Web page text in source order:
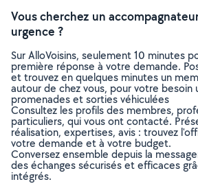
Vous cherchez un
urgence ?
Sur AlloVoisins, seulement 10 minutes
première réponse à votre demande.
et trouvez en quelques minutes un
autour de chez vous, pour votre besoin
promenades et sorties véhiculées
Consultez les profils des membres,
particuliers, qui vous ont contacté.
réalisation, expertises, avis : trouvez
votre demande et à votre budget.
Conversez ensemble depuis la
des échanges sécurisés et efficaces
intégrés.